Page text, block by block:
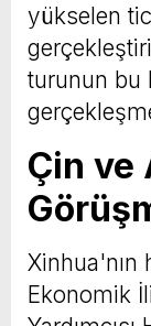
yükselen
turunun bu
Çin ve
Xinhua'nın
Ekonomik